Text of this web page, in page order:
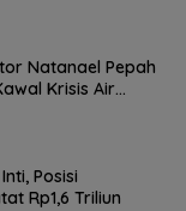
Natanael Pepah
Krisis Air
Posisi
Rp1,6 Triliun